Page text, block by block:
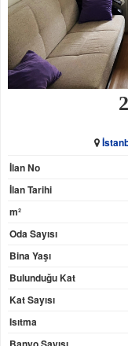
İlan No
İlan Tarihi
m²
Oda Sayısı
Bina Yaşı
Bulunduğu Kat
Kat Sayısı
Isıtma